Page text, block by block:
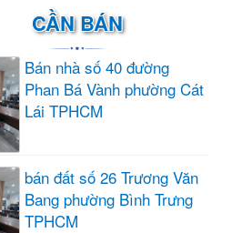
CẦN BÁN
Bán nhà số 40 đường
Phan Bá Vành phường Cát
Lái TPHCM
bán đất số 26 Trương Văn
Bang phường Bình Trưng
TPHCM